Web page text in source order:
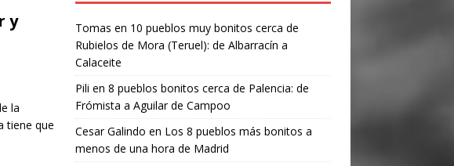
y
la
tiene que
Tomas en 10 pueblos muy bonitos cerca de
Rubielos de Mora (Teruel): de Albarracín a
Calaceite
Pili en 8 pueblos bonitos cerca de Palencia: de
Frómista a Aguilar de Campoo
Cesar Galindo en Los 8 pueblos más bonitos a
menos de una hora de Madrid